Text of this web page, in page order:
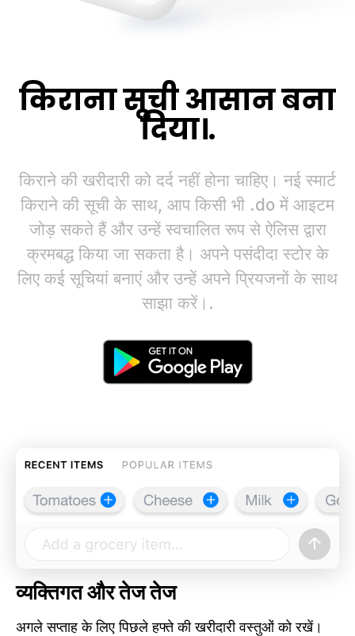
किराना सूची आसान बना
दिया।.
किराने की खरीदारी को दर्द नहीं होना चाहिए। नई स्मार्ट
किराने की सूची के साथ, आप किसी भी .do में आइटम
जोड़ सकते हैं और उन्हें स्वचालित रूप से ऐलिस द्वारा
क्रमबद्ध किया जा सकता है। अपने पसंदीदा स्टोर के
लिए कई सूचियां बनाएं और उन्हें अपने प्रियजनों के साथ
साझा करें।.
व्यक्तिगत और तेज तेज
अगले सप्ताह के लिए पिछले हफ्ते की खरीदारी वस्तुओं को रखें।